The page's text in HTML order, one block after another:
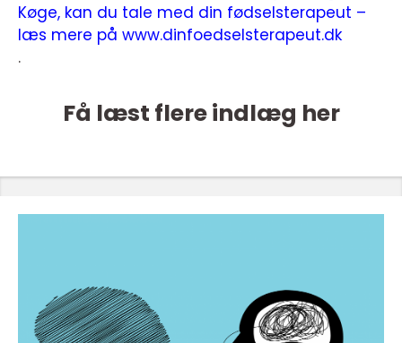
Køge, kan du tale med din fødselsterapeut –
læs mere på www.dinfoedselsterapeut.dk
.
Få læst flere indlæg her